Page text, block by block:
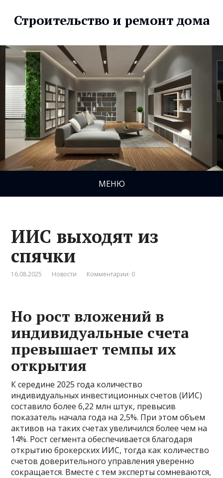
Строительство и ремонт дома
МЕНЮ
ИИС выходят из
спячки
16.08.2025 Новости Комментарии: 0
Но рост вложений в
индивидуальные счета
превышает темпы их
открытия
К середине 2025 года количество
индивидуальных инвестиционных счетов (ИИС)
составило более 6,22 млн штук, превысив
показатель начала года на 2,5%. При этом объем
активов на таких счетах увеличился более чем на
14%. Рост сегмента обеспечивается благодаря
открытию брокерских ИИС, тогда как количество
счетов доверительного управления уверенно
сокращается. Вместе с тем эксперты сомневаются,